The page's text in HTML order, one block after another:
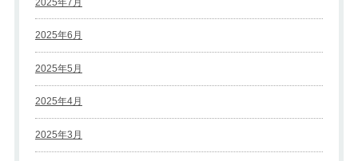
2025年6月
2025年5月
2025年4月
2025年3月